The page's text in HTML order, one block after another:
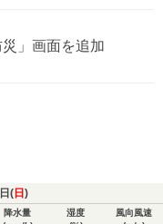
」画面を追加
(日 )
降水量
湿度
風向風速